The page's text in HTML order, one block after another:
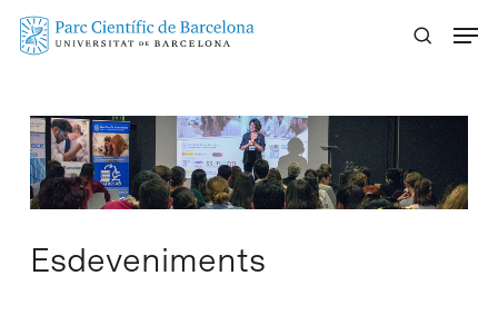
Skip
Esdeveniments